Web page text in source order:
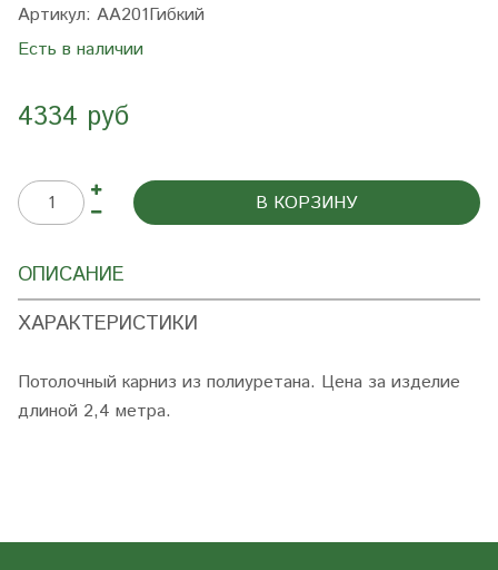
Артикул: AA201Гибкий
Есть в наличии
4334 руб
В КОРЗИНУ
ОПИСАНИЕ
ХАРАКТЕРИСТИКИ
Потолочный карниз из полиуретана. Цена за изделие
длиной 2,4 метра.